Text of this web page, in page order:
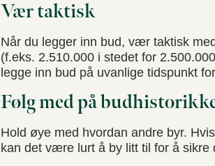
Vær taktisk
Når du legger inn bud, vær taktisk
(f.eks. 2.510.000 i stedet for
legge inn bud på uvanlige tidspunkt
Følg med på
Hold øye med hvordan andre byr.
kan det være lurt å by litt til for å sikre